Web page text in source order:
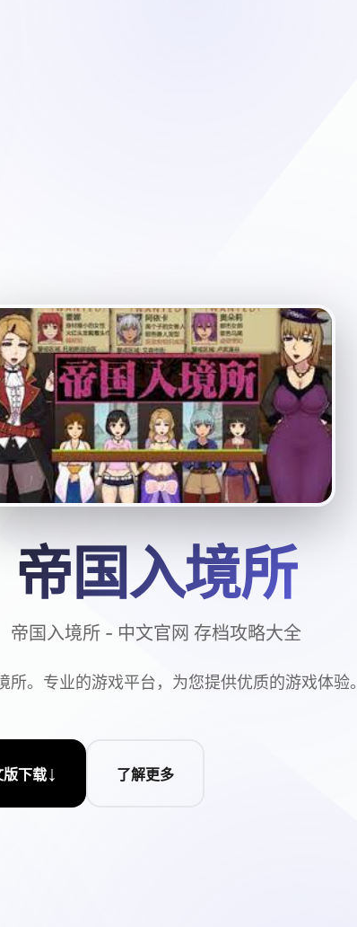
帝国入境所
帝国入境所 - 中文官网 存档攻略大全
所。专业的游戏平台，为您提供优质的游戏体验
版下载↓ 了解更多